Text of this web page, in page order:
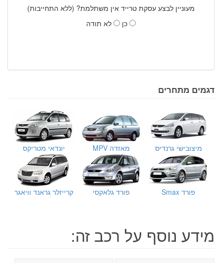
מעוניין לבצע עסקת טרייד אין משתלמת? (ללא התחייבות)
כן
לא תודה
דגמים מתחרים
מיצובישי גרנדיס מאזדה MPV יונדאי מטריקס
פורד Smax פורד גלאקסי קרייזלר גראנד וויאגר
מידע נוסף על רכב זה: